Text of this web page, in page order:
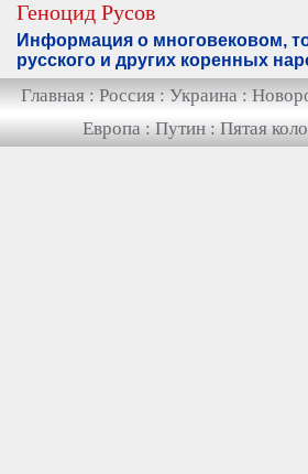
Геноцид Русов
Информация о многовековом,
русского и других коренных
Главная : Россия : Украина :
Европа : Путин : Пятая